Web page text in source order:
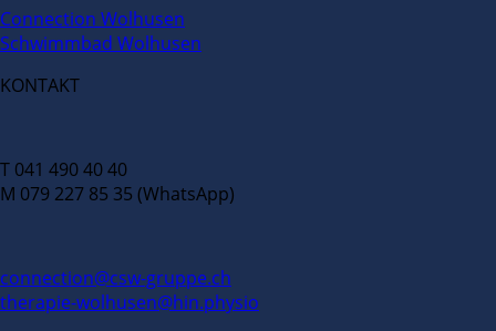
Connection Wolhusen
Schwimmbad Wolhusen
KONTAKT
T 041 490 40 40
M 079 227 85 35 (WhatsApp)
connection@csw-gruppe.ch
therapie-wolhusen@hin.physio